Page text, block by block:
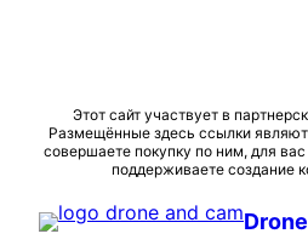
Перейти
содержимому
Этот сайт участвует в
Размещённые здесь ссылки
совершаете покупку по ним, для
поддерживаете создание